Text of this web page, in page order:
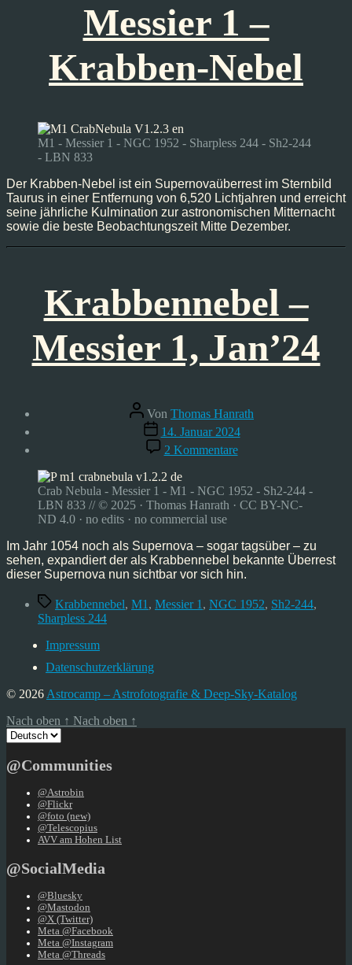
Messier 1 –
Krabben-Nebel
M1 - Messier 1 - NGC 1952 - Sharpless 244 - Sh2-244
- LBN 833
Der Krabben-Nebel ist ein Supernovaüberrest im Sternbild
Taurus in einer Entfernung von 6,520 Lichtjahren und erreicht
seine jährliche Kulmination zur astronomischen Mitternacht
sowie die beste Beobachtungszeit Mitte Dezember.
Krabbennebel –
Messier 1, Jan’24
Beitragsautor
Von Thomas Hanrath
Veröffentlichungsdatum
14. Januar 2024
2 Kommentarezu
Krabbennebel
Messier
1,
Crab Nebula - Messier 1 - M1 - NGC 1952 - Sh2-244 -
LBN 833 // © 2025 · Thomas Hanrath · CC BY-NC-
ND 4.0 · no edits · no commercial use
Im Jahr 1054 noch als Supernova – sogar tagsüber – zu
sehen, expandiert der als Krabbennebel bekannte Überrest
dieser Supernova nun sichtbar vor sich hin.
Schlagwörter
Krabbennebel, M1 , Messier 1 , NGC 1952, Sh2-244,
Sharpless 244
Impressum
Datenschutzerklärung
© 2026 Astrocamp – Astrofotografie & Deep-Sky-Katalog
Nach oben ↑ Nach oben ↑
Sprache
auswählen
@Communities
@Astrobin
@Flickr
@foto (new)
@Telescopius
AVV am Hohen List
@SocialMedia
@Bluesky
@Mastodon
@X (Twitter)
Meta @Facebook
Meta @Instagram
Meta @Threads